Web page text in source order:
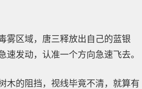
雾区域，唐三释放出自己的蓝银
发动，认准一个方向急速飞去。
木的阻挡，视线毕竟不清，就算有